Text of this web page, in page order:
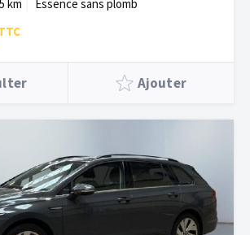
km Essence sans plomb
Ajouter